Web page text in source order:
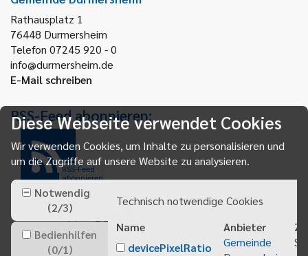
Rathausplatz 1
76448 Durmersheim
Telefon 07245 920 - 0
info@durmersheim.de
E-Mail schreiben
RSS-Feed abonnieren:
RSS-Feed
abonnieren
Diese Webseite verwendet Cookies
Wir verwenden Cookies, um Inhalte zu personalisieren und
um die Zugriffe auf unsere Website zu analysieren.
Notwendig
(2/3)
Bedienhilfen
(0/1)
Technisch notwendige Cookies
Name
Anbieter
devicePixelRatio
Gemeinde